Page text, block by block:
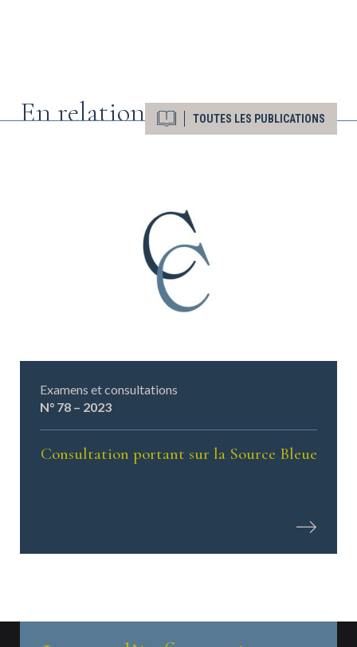
En relation TOUTES LES PUBLICATIONS
Examens et consultations
N° 78 – 2023
Consultation portant sur la Source Bleue